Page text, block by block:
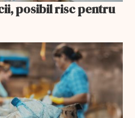
posibil risc pentru